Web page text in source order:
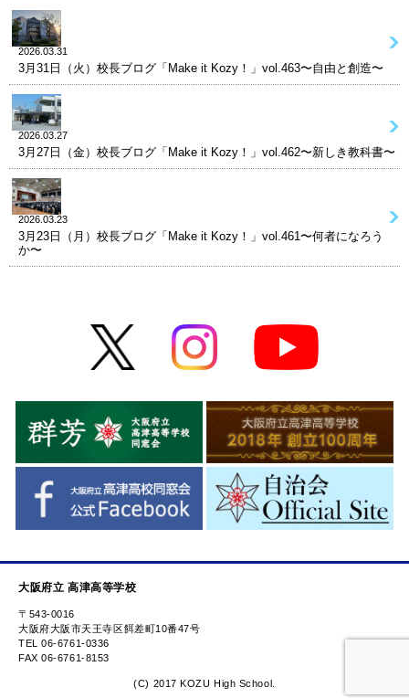
2026.03.31
3月31日（火）校長ブログ「Make it Kozy！」vol.463〜自由と創造〜
2026.03.27
3月27日（金）校長ブログ「Make it Kozy！」vol.462〜新しき教科書〜
2026.03.23
3月23日（月）校長ブログ「Make it Kozy！」vol.461〜何者になろう
か〜
大阪府立 高津高等学校
〒543-0016
大阪府大阪市天王寺区餌差町10番47号
TEL 06-6761-0336
FAX 06-6761-8153
(C) 2017 KOZU High School.